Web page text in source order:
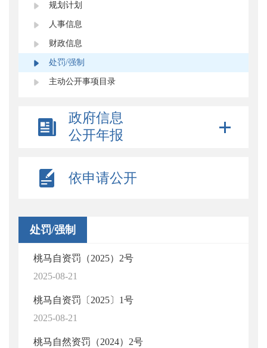
规划计划
人事信息
财政信息
处罚/强制
主动公开事项目录
政府信息
公开年报
依申请公开
处罚/强制
桃马自资罚（2025）2号
2025-08-21
桃马自资罚〔2025〕1号
2025-08-21
桃马自然资罚（2024）2号